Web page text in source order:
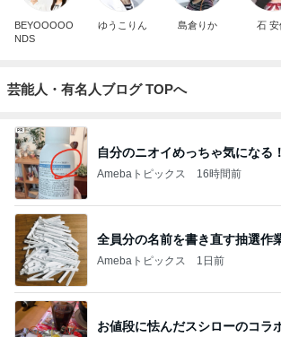
BEYOOOOO
NDS
ゆうこりん 島倉りか 石 安
芸能人・有名人ブログ TOPへ
自分のニオイめっちゃ気になる！
Amebaトピックス 16時間前
全員分の名前を書き直す抽選作
Amebaトピックス 1日前
お値段に怯んだスシローのコラ